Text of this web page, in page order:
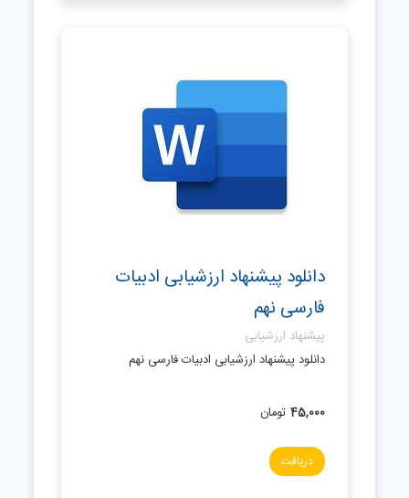
دانلود پیشنهاد ارزشیابی ادبیات
فارسی نهم
پیشنهاد ارزشیابی
دانلود پیشنهاد ارزشیابی ادبیات فارسی نهم
45,000 تومان
دریافت